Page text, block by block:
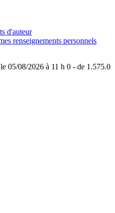
d'auteur
renseignements personnels
05/08/2026 à 11 h 0 - de 1.575.0